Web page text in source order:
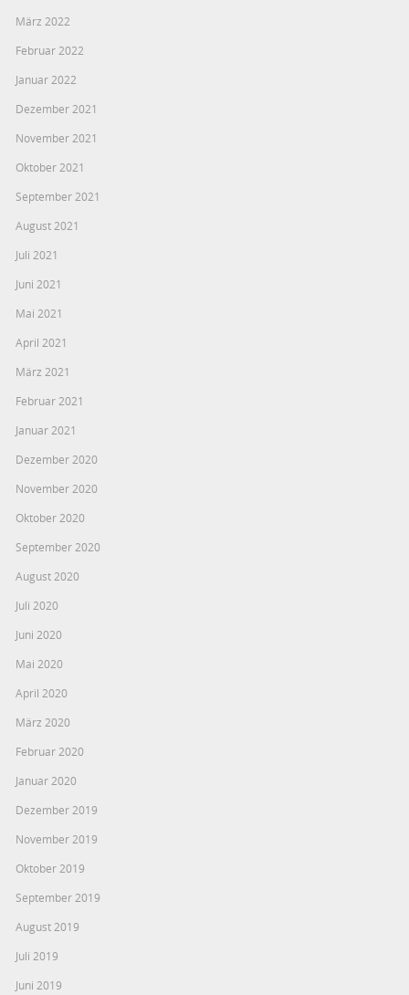
März 2022
Februar 2022
Januar 2022
Dezember 2021
November 2021
Oktober 2021
September 2021
August 2021
Juli 2021
Juni 2021
Mai 2021
April 2021
März 2021
Februar 2021
Januar 2021
Dezember 2020
November 2020
Oktober 2020
September 2020
August 2020
Juli 2020
Juni 2020
Mai 2020
April 2020
März 2020
Februar 2020
Januar 2020
Dezember 2019
November 2019
Oktober 2019
September 2019
August 2019
Juli 2019
Juni 2019